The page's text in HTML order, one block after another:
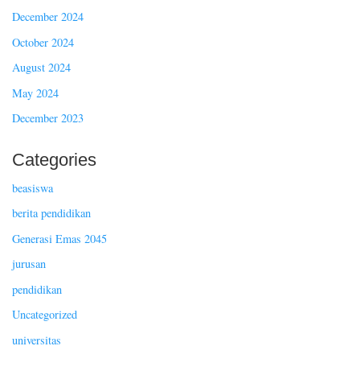
December 2024
October 2024
August 2024
May 2024
December 2023
Categories
beasiswa
berita pendidikan
Generasi Emas 2045
jurusan
pendidikan
Uncategorized
universitas